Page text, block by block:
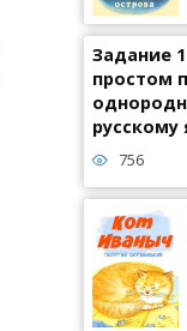
Задание
простом
русскому
756